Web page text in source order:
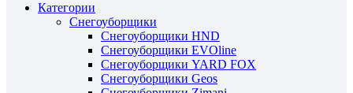
Категории
Снегоуборщики
Снегоуборщики HND
Снегоуборщики EVOline
Снегоуборщики YARD FOX
Снегоуборщики Geos